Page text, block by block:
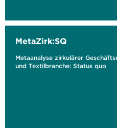
MetaZirk:SQ
Metaanalyse zirkulärer
und Textilbranche: Status quo